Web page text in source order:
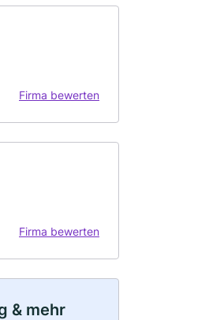
Firma bewerten
Firma bewerten
& mehr